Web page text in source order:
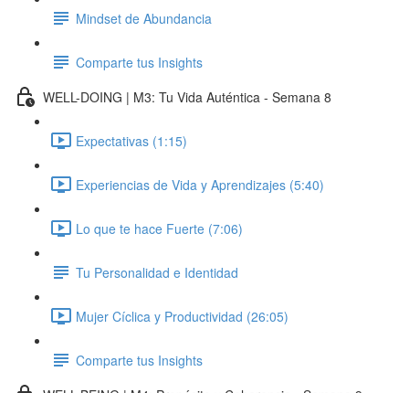
Mindset de Abundancia
Comparte tus Insights
WELL-DOING | M3: Tu Vida Auténtica - Semana 8
Expectativas (1:15)
Experiencias de Vida y Aprendizajes (5:40)
Lo que te hace Fuerte (7:06)
Tu Personalidad e Identidad
Mujer Cíclica y Productividad (26:05)
Comparte tus Insights